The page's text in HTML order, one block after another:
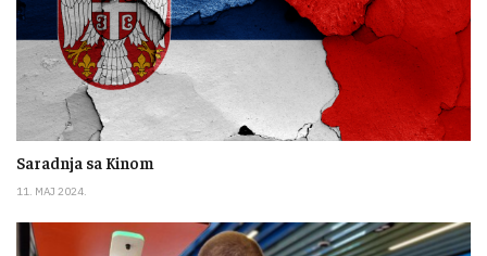
Saradnja sa Kinom
11. MAJ 2024.